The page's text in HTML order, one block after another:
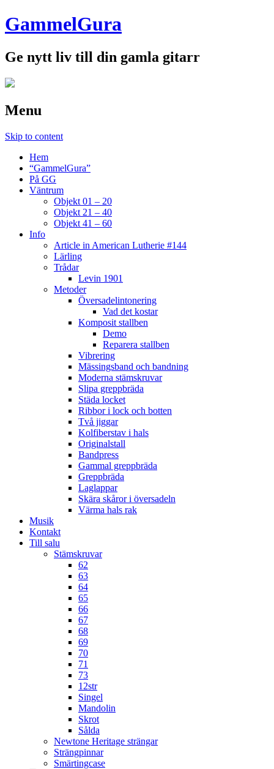
GammelGura
Ge nytt liv till din gamla gitarr
Menu
Skip to content
Hem
“GammelGura”
På GG
Väntrum
Objekt 01 – 20
Objekt 21 – 40
Objekt 41 – 60
Info
Article in American Lutherie #144
Lärling
Trådar
Levin 1901
Metoder
Översadelintonering
Vad det kostar
Komposit stallben
Demo
Reparera stallben
Vibrering
Mässingsband och bandning
Moderna stämskruvar
Slipa greppbräda
Städa locket
Ribbor i lock och botten
Två jiggar
Kolfiberstav i hals
Originalstall
Bandpress
Gammal greppbräda
Greppbräda
Laglappar
Skära skåror i översadeln
Värma hals rak
Musik
Kontakt
Till salu
Stämskruvar
62
63
64
65
66
67
68
69
70
71
73
12str
Singel
Mandolin
Skrot
Sålda
Newtone Heritage strängar
Strängpinnar
Smärtingcase